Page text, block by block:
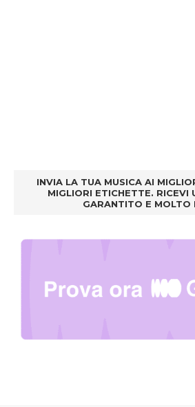
INVIA LA TUA MUSICA AI
MIGLIORI ETICHETTE. RICEVI
GARANTITO E MOLTO